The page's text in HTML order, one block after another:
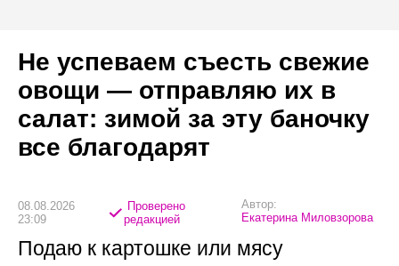
Не успеваем съесть свежие
овощи — отправляю их в
салат: зимой за эту баночку
все благодарят
08.08.2026
23:09
Проверено
редакцией
Автор:
Екатерина Миловзорова
Подаю к картошке или мясу